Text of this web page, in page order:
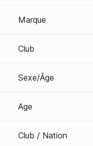
Marque
Club
Sexe/Âge
Age
Club / Nation